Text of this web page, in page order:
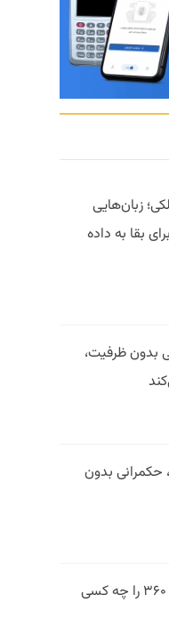
زبان‌هایی
بقا به داده
ظرفیت،
بدون
فیلتر در وقت اضافه؛ فوتبال ۳۶۰ را چه کسی